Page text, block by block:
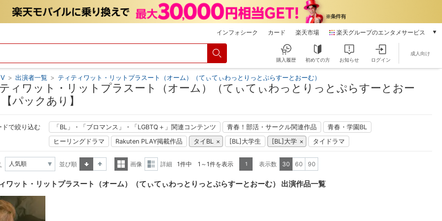
インフォシーク カード 楽天市場 楽天グループのエンタメサービス
本/ゲーム/CD/DVD
電子書籍
楽天マガジン
動画配信
購入履歴 初めての方 お知らせ ログイン
成人向け
> 出演者一覧 > ティティワット・リットプラスート（オーム）（てぃてぃわっとりっとぷらすーとおーむ）
ィワット・リットプラスート（オーム）（てぃてぃわっとりっとぷらすーとおー
パックあり】
ドで絞り込む 「BL」・「ブロマンス」・「LGBTQ＋」関連コンテンツ 青春！部活・サークル関連作品
青春・学園BL
ヒーリングドラマ
Rakuten PLAY掲載作品 タイBL [BL]大学生 [BL]大学 タイドラマ
並び順
表示
画像
表示
詳細 1件中 1～1件を表示 1 表示数 30 60 90
ワット・リットプラスート（オーム）（てぃてぃわっとりっとぷらすーとおーむ） 出演作品一覧